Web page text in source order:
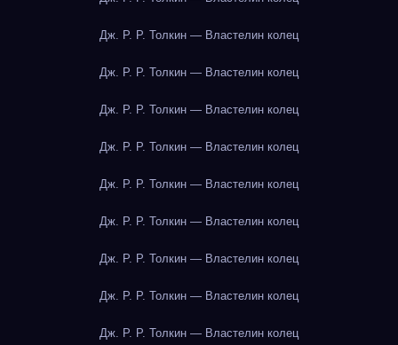
Дж. Р. Р. Толкин — Властелин колец
Дж. Р. Р. Толкин — Властелин колец
Дж. Р. Р. Толкин — Властелин колец
Дж. Р. Р. Толкин — Властелин колец
Дж. Р. Р. Толкин — Властелин колец
Дж. Р. Р. Толкин — Властелин колец
Дж. Р. Р. Толкин — Властелин колец
Дж. Р. Р. Толкин — Властелин колец
Дж. Р. Р. Толкин — Властелин колец